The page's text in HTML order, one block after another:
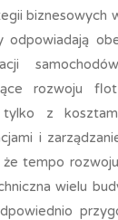
biznesowych
odpowiadają
rozwoju
z
i
że tempo
wielu